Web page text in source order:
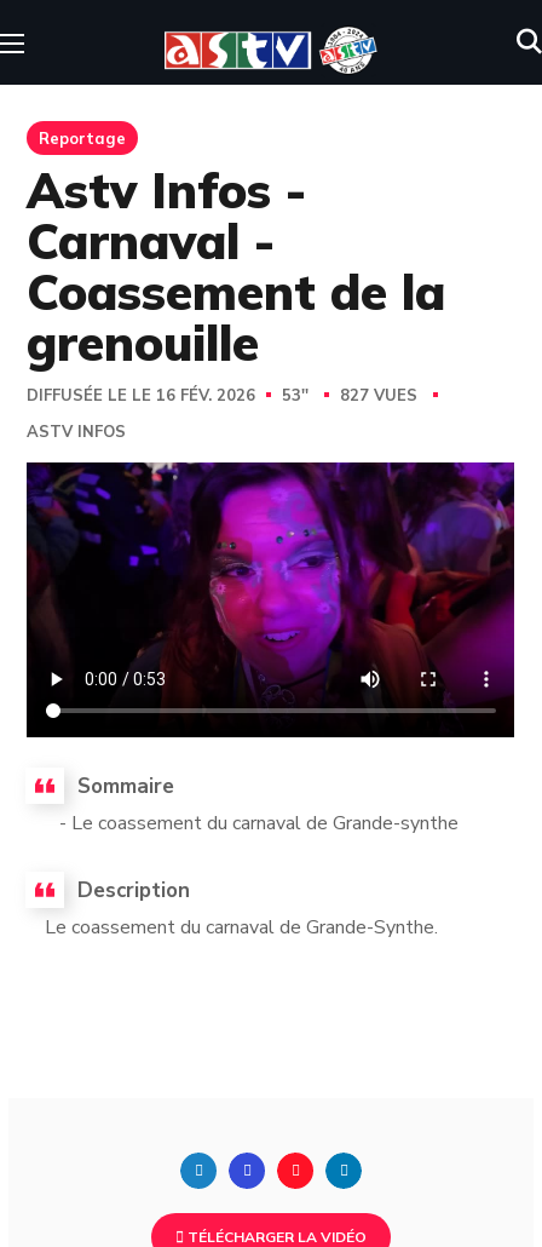
Reportage
Astv Infos -
Carnaval -
Coassement de la
grenouille
DIFFUSÉE LE LE 16 FÉV. 2026 53''
827 VUES
ASTV INFOS
Sommaire
- Le coassement du carnaval de Grande-synthe
Description
Le coassement du carnaval de Grande-Synthe.
TÉLÉCHARGER LA VIDÉO